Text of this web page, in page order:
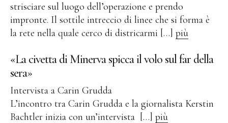
Public Works
Opere pubbliche
Gudensberg, Germania
Ingelheim/Rhein, Germania
Kassel, Germania
strisciare sul luogo dell’operazione e prendo
impronte. Il sottile intreccio di linee che si forma è
la rete nella quale cerco di districarmi […] più
«La civetta di Minerva spicca il volo sul far della
sera»
Intervista a Carin Grudda
L’incontro tra Carin Grudda e la giornalista Kerstin
Bachtler inizia con un’intervista […] più